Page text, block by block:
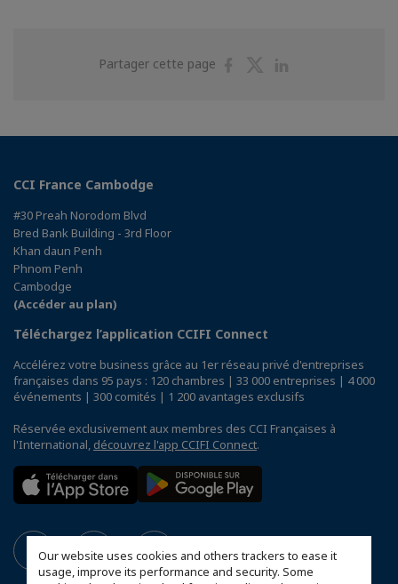
Our website uses cookies and others trackers to ease it
usage, improve its performance and security. Some
Partager cette page
PartagerPartager
CCI France Cambodge
#30 Preah Norodom Blvd
Bred Bank Building - 3rd Floor
Khan daun Penh
Phnom Penh
Cambodge
(Accéder au plan)
Téléchargez l’application CCIFI Connect
Accélérez votre business grâce au 1er réseau privé d'entreprises
françaises dans 95 pays : 120 chambres | 33 000 entreprises | 4 000
événements | 300 comités | 1 200 avantages exclusifs
Réservée exclusivement aux membres des CCI Françaises à
l'International, découvrez l'app CCIFI Connect.